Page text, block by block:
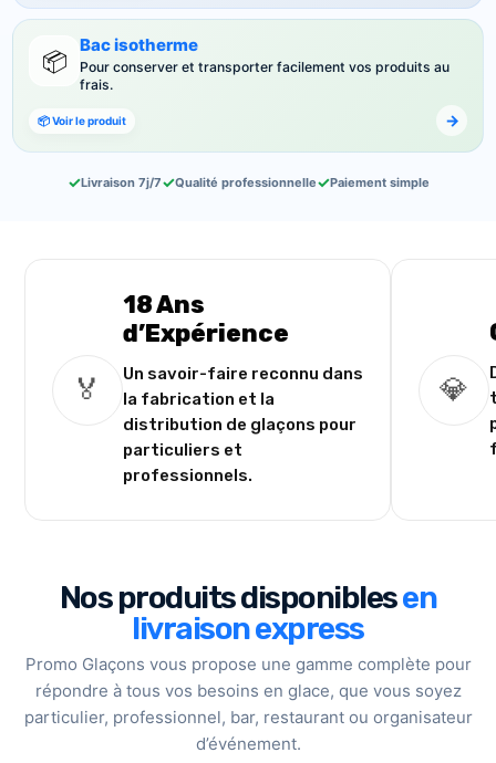
📦
Bac isotherme
Pour conserver et transporter facilement vos produits au
frais.
📦 Voir le produit →
✓Livraison 7j/7✓Qualité professionnelle✓Paiement simple
🏅
18 Ans
d’Expérience
Un savoir-faire reconnu dans
la fabrication et la
distribution de glaçons pour
particuliers et
professionnels.
💎
Nos produits disponiblesen
livraison express
Promo Glaçons vous propose une gamme complète pour
répondre à tous vos besoins en glace, que vous soyez
particulier, professionnel, bar, restaurant ou organisateur
d’événement.